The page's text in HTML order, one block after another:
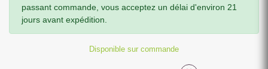
passant commande, vous acceptez un délai d'environ 21
jours avant expédition.
Disponible sur commande